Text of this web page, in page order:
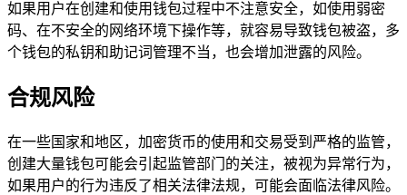
如果用户在创建和使用钱包过程中不注意安全，如使用弱密
码、在不安全的网络环境下操作等，就容易导致钱包被盗，多
个钱包的私钥和助记词管理不当，也会增加泄露的风险。
合规风险
在一些国家和地区，加密货币的使用和交易受到严格的监管，
创建大量钱包可能会引起监管部门的关注，被视为异常行为，
如果用户的行为违反了相关法律法规，可能会面临法律风险。